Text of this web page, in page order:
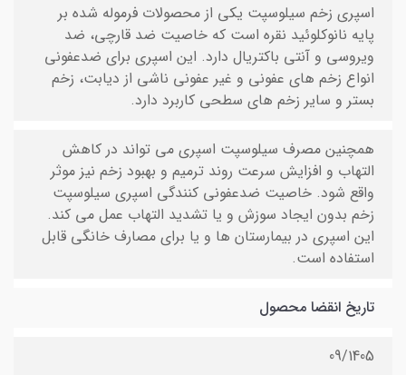
اسپری زخم سیلوسپت یکی از محصولات فرموله شده بر
پایه نانوکلوئید نقره است که خاصیت ضد قارچی، ضد
ویروسی و آنتی باکتریال دارد. این اسپری برای ضدعفونی
انواع زخم های عفونی و غیر عفونی ناشی از دیابت، زخم
بستر و سایر زخم های سطحی کاربرد دارد.
همچنین مصرف سیلوسپت اسپری می تواند در کاهش
التهاب و افزایش سرعت روند ترمیم و بهبود زخم نیز موثر
واقع شود. خاصیت ضدعفونی کنندگی اسپری سیلوسپت
زخم بدون ایجاد سوزش و یا تشدید التهاب عمل می کند.
این اسپری در بیمارستان ها و یا برای مصارف خانگی قابل
استفاده است.
تاریخ انقضا محصول
09/1405